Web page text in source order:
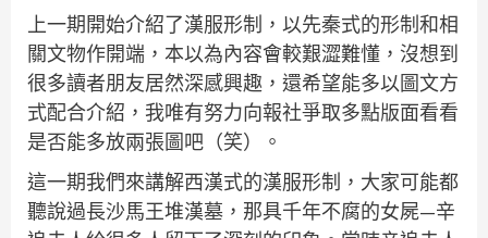
上一期開始介紹了漢服形制，以先秦式的形制和相
關文物作開端，本以為內容會較艱澀難懂，沒想到
很多讀者朋友居然深感興趣，還希望能多以圖文方
式配合介紹，我唯有努力向報社爭取多點版面看看
是否能多放兩張圖吧（笑）。
這一期我們來講解西漢式的漢服形制，大家可能都
聽說過長沙馬王堆漢墓，那具千年不腐的女屍—辛